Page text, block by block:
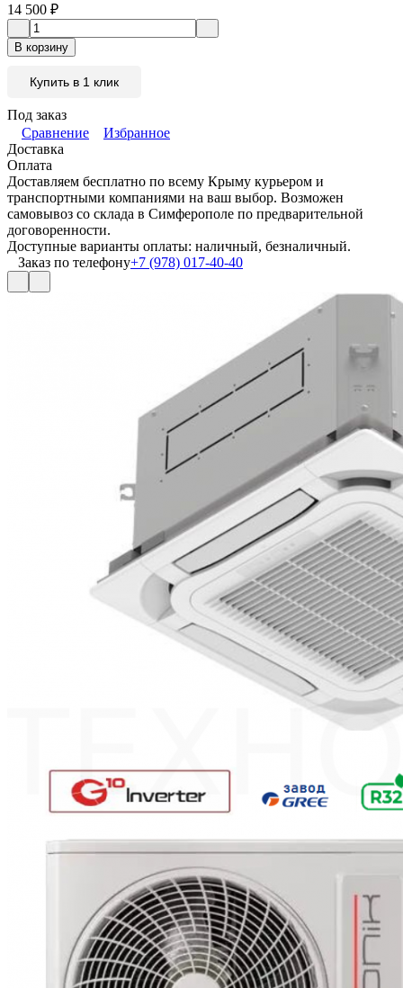
14 500 ₽
В корзину
Купить в 1 клик
Под заказ
Сравнение
Избранное
Доставка
Оплата
Доставляем бесплатно по всему Крыму курьером и
транспортными компаниями на ваш выбор. Возможен
самовывоз со склада в Симферополе по предварительной
договоренности.
Доступные варианты оплаты: наличный, безналичный.
Заказ по телефону+7 (978) 017-40-40